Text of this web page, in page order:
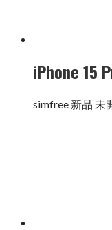
iPhone 15
simfree 新品 未